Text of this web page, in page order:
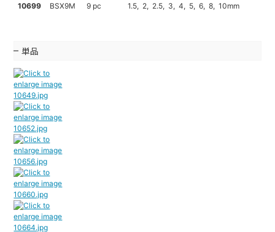
10699 BSX9M 9 pc 1.5, 2, 2.5, 3, 4, 5, 6, 8, 10mm
単品